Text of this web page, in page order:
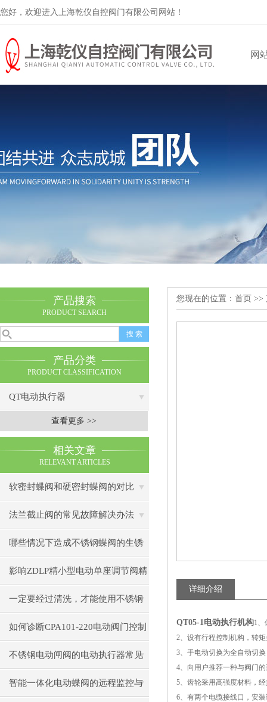
您好，欢迎进入上海乾仪自控阀门有限公司网站！
网
产品搜索
PRODUCT SEARCH
产品分类
PRODUCT CLASSIFICATION
QT电动执行器
查看更多 >>
相关文章
RELEVANT ARTICLES
软密封蝶阀和硬密封蝶阀的对比
法兰截止阀的常见故障解决办法
哪些情况下造成不锈钢蝶阀的生锈
影响ZDLP精小型电动单座调节阀精
度的因素
一定要经过清洗，才能使用不锈钢
电动闸阀
如何诊断CPA101-220电动阀门控制
器的通信故障？
不锈钢电动闸阀的电动执行器常见
形式
智能一体化电动蝶阀的远程监控与
您现在的位置： 首页 >>
详细介绍
QT05-1电动执行机构1、
2、设有行程控制机构，转
3、手电动切换为全自动切
4、向用户推荐一种与阀门
5、齿轮采用高强度材料，
6、有两个电缆接线口，安